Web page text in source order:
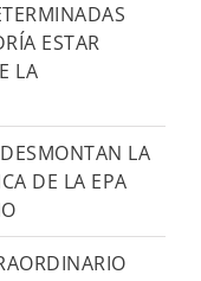
ESTAR
LA
LA
DE LA EPA